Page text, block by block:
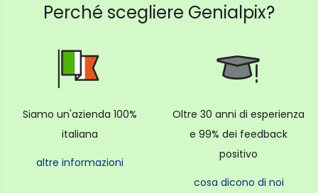
Perché scegliere Genialpix?
Siamo un'azienda 100%
italiana
altre informazioni
Oltre 30 anni di esperienza
e 99% dei feedback
positivo
cosa dicono di noi